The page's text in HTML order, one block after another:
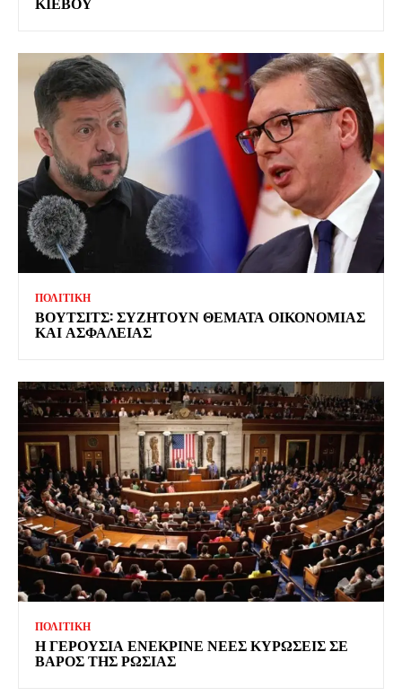
ΠΟΛΙΤΙΚΗ
ΒΟΥΤΣΙΤΣ: ΣΥΖΗΤΟΥΝ ΘΕΜΑΤΑ ΟΙΚΟΝΟΜΙΑΣ
ΚΑΙ ΑΣΦΑΛΕΙΑΣ
ΠΟΛΙΤΙΚΗ
Η ΓΕΡΟΥΣΙΑ ΕΝΕΚΡΙΝΕ ΝΕΕΣ ΚΥΡΩΣΕΙΣ ΣΕ
ΒΑΡΟΣ ΤΗΣ ΡΩΣΙΑΣ